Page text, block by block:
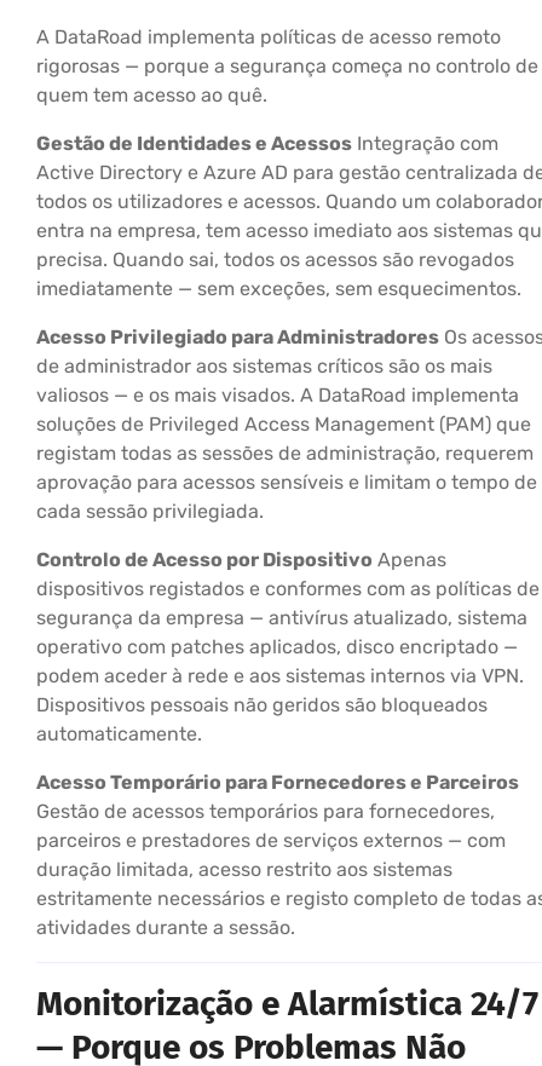
A DataRoad implementa políticas de acesso remoto
rigorosas — porque a segurança começa no controlo de
quem tem acesso ao quê.
Gestão de Identidades e Acessos Integração com
Active Directory e Azure AD para gestão centralizada
todos os utilizadores e acessos. Quando um
entra na empresa, tem acesso imediato aos sistemas
precisa. Quando sai, todos os acessos são revogados
imediatamente — sem exceções, sem esquecimentos.
Acesso Privilegiado para Administradores Os
de administrador aos sistemas críticos são os mais
valiosos — e os mais visados. A DataRoad implementa
soluções de Privileged Access Management (PAM) que
registam todas as sessões de administração, requerem
aprovação para acessos sensíveis e limitam o tempo de
cada sessão privilegiada.
Controlo de Acesso por Dispositivo Apenas
dispositivos registados e conformes com as políticas de
segurança da empresa — antivírus atualizado, sistema
operativo com patches aplicados, disco encriptado —
podem aceder à rede e aos sistemas internos via VPN.
Dispositivos pessoais não geridos são bloqueados
automaticamente.
Acesso Temporário para Fornecedores e Parceiros
Gestão de acessos temporários para fornecedores,
parceiros e prestadores de serviços externos — com
duração limitada, acesso restrito aos sistemas
estritamente necessários e registo completo de todas
atividades durante a sessão.
Monitorização e Alarmística 24/7
— Porque os Problemas Não